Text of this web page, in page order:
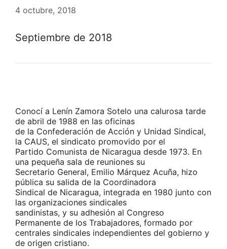
4 octubre, 2018
Septiembre de 2018
Conocí a Lenín Zamora Sotelo una calurosa tarde
de abril de 1988 en las oficinas
de la Confederación de Acción y Unidad Sindical,
la CAUS, el sindicato promovido por el
Partido Comunista de Nicaragua desde 1973. En
una pequeña sala de reuniones su
Secretario General, Emilio Márquez Acuña, hizo
pública su salida de la Coordinadora
Sindical de Nicaragua, integrada en 1980 junto con
las organizaciones sindicales
sandinistas, y su adhesión al Congreso
Permanente de los Trabajadores, formado por
centrales sindicales independientes del gobierno y
de origen cristiano.